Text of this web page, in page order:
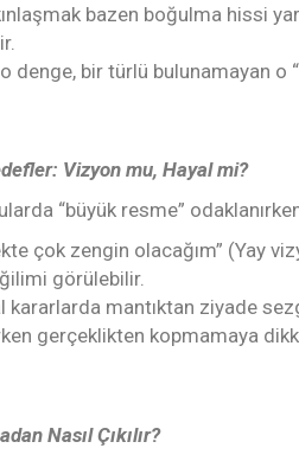
bazen boğulma hissi
denge, bir türlü bulunamayan o
Vizyon mu, Hayal mi?
“büyük resme”
çok zengin olacağım” (Yay
görülebilir.
kararlarda mantıktan ziyade
gerçeklikten kopmamaya
Nasıl Çıkılır?